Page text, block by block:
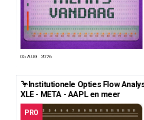
05 AUG. 2026
🦩Institutionele Opties Flow
XLE - META - AAPL en meer
PRO